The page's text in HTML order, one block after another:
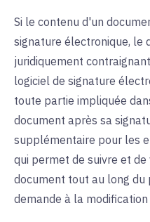
Si le contenu d'un
signature électronique, le
juridiquement
logiciel de signature
toute partie impliquée
document après sa
supplémentaire pour les
qui permet de suivre et
document tout au long du
demande à la